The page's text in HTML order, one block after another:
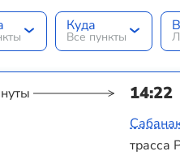
Куда
Все пункты
14:22
трасса